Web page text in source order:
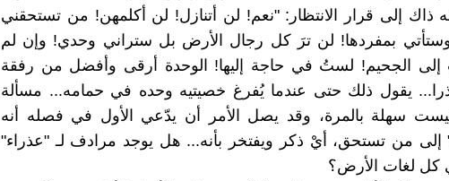
ذاك إلى قرار الانتظار: "نعم! لن أتنازل! لن أكلمهن! من تستحقني
بمفردها! لن ترَ كل رجال الأرض بل ستراني وحدي! وإن لم
إلى الجحيم! لستُ في حاجة إليها! الوحدة أرقى وأفضل من رفقة
يقول ذلك حتى عندما يُفرغ خصيتيه وحده في حمامه... مسألة
سهلة بالمرة، وقد يصل الأمر أن يدّعي الأول في فصله أنه
من تستحق، أيْ ذكر ويفتخر بأنه... هل يوجد مرادف لـ "عذراء"
كل لغات الأرض؟